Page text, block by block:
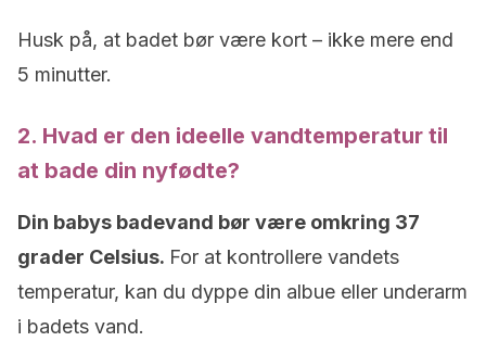
Husk på, at badet bør være kort – ikke mere end
5 minutter.
2. Hvad er den ideelle vandtemperatur til
at bade din nyfødte?
Din babys badevand bør være omkring 37
grader Celsius. For at kontrollere vandets
temperatur, kan du dyppe din albue eller underarm
i badets vand.